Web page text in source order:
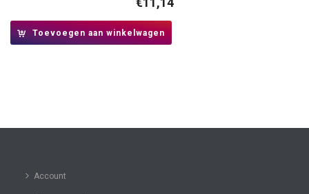
Toevoegen aan winkelwagen
Account